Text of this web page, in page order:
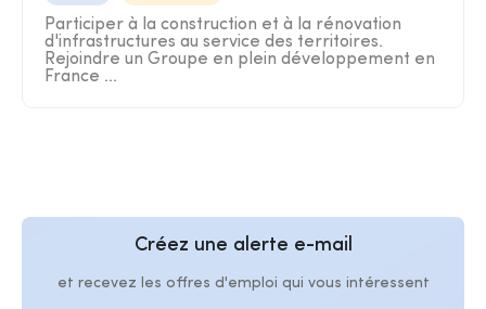
Participer à la construction et à la rénovation
d'infrastructures au service des territoires.
Rejoindre un Groupe en plein développement en
France ...
Créez une alerte e-mail
et recevez les offres d'emploi qui vous intéressent